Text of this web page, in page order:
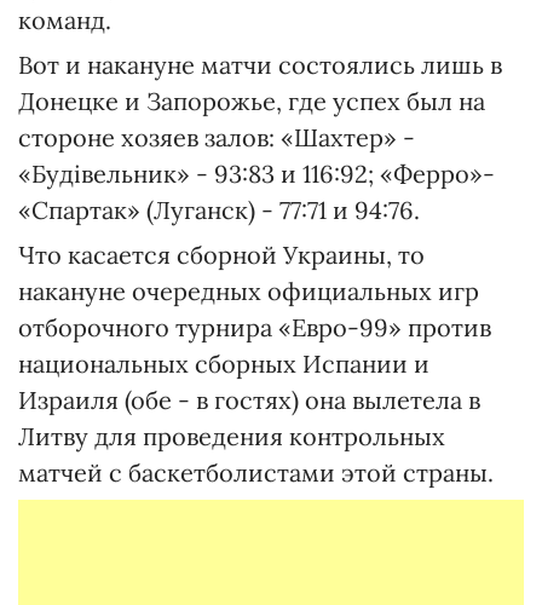
команд.
Вот и накануне матчи состоялись лишь в
Донецке и Запорожье, где успех был на
стороне хозяев залов: «Шахтер» -
«Будівельник» - 93:83 и 116:92; «Ферро»-
«Спартак» (Луганск) - 77:71 и 94:76.
Что касается сборной Украины, то
накануне очередных официальных игр
отборочного турнира «Евро-99» против
национальных сборных Испании и
Израиля (обе - в гостях) она вылетела в
Литву для проведения контрольных
матчей с баскетболистами этой страны.